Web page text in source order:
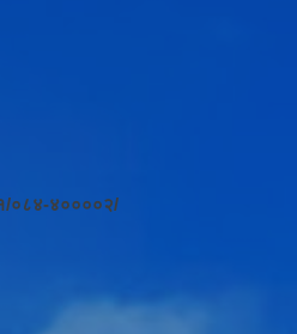
०८४-४००००२/